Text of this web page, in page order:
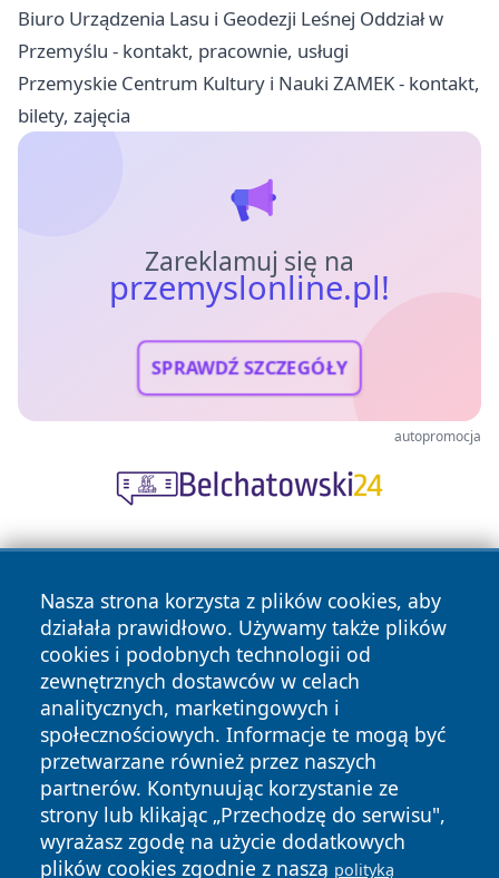
Biuro Urządzenia Lasu i Geodezji Leśnej Oddział w
Przemyślu - kontakt, pracownie, usługi
Przemyskie Centrum Kultury i Nauki ZAMEK - kontakt,
bilety, zajęcia
Zareklamuj się na
przemyslonline.pl!
SPRAWDŹ SZCZEGÓŁY
autopromocja
Nasza strona korzysta z plików cookies, aby
działała prawidłowo. Używamy także plików
cookies i podobnych technologii od
zewnętrznych dostawców w celach
analitycznych, marketingowych i
społecznościowych. Informacje te mogą być
przetwarzane również przez naszych
partnerów. Kontynuując korzystanie ze
strony lub klikając „Przechodzę do serwisu",
wyrażasz zgodę na użycie dodatkowych
plików cookies zgodnie z naszą polityką
Copyright © 2026 przemyslonline.pl Wszystkie prawa
zastrzeżone.
News Autorzy
Polityka
Prywatności
Polityka
Cookies